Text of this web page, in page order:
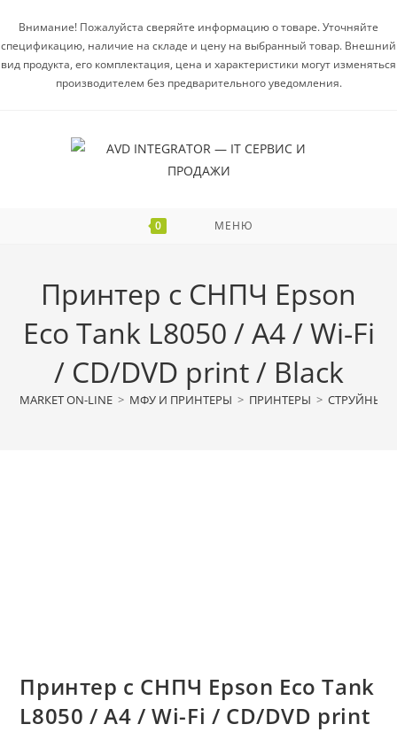
Внимание! Пожалуйста сверяйте информацию о товаре. Уточняйте
спецификацию, наличие на складе и цену на выбранный товар. Внешний
вид продукта, его комплектация, цена и характеристики могут изменяться
производителем без предварительного уведомления.
0 МЕНЮ
Принтер с СНПЧ Epson
Eco Tank L8050 / A4 / Wi-Fi
/ CD/DVD print / Black
МАRКЕТ ON-LINE > МФУ И ПРИНТЕРЫ > ПРИНТЕРЫ > СТРУЙНЫЕ
Принтер с СНПЧ Epson Eco Tank
L8050 / A4 / Wi-Fi / CD/DVD print